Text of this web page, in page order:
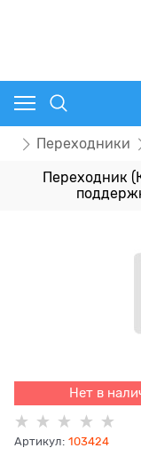
Переходники
Переходник
Нет в
Артикул: 103424